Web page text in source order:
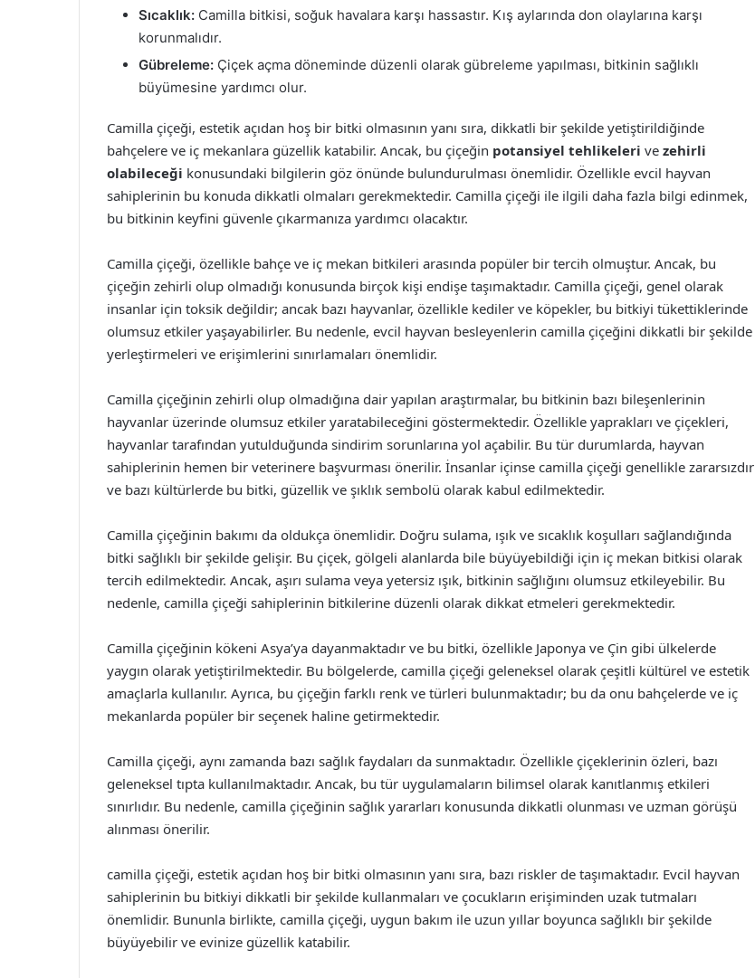
Sıcaklık: Camilla bitkisi, soğuk havalara karşı hassastır. Kış aylarında don olaylarına karşı
korunmalıdır.
Gübreleme: Çiçek açma döneminde düzenli olarak gübreleme yapılması, bitkinin sağlıklı
büyümesine yardımcı olur.
Camilla çiçeği, estetik açıdan hoş bir bitki olmasının yanı sıra, dikkatli bir şekilde yetiştirildiğinde
bahçelere ve iç mekanlara güzellik katabilir. Ancak, bu çiçeğin potansiyel tehlikeleri ve zehirli
olabileceği konusundaki bilgilerin göz önünde bulundurulması önemlidir. Özellikle evcil hayvan
sahiplerinin bu konuda dikkatli olmaları gerekmektedir. Camilla çiçeği ile ilgili daha fazla bilgi edinmek,
bu bitkinin keyfini güvenle çıkarmanıza yardımcı olacaktır.
Camilla çiçeği, özellikle bahçe ve iç mekan bitkileri arasında popüler bir tercih olmuştur. Ancak, bu
çiçeğin zehirli olup olmadığı konusunda birçok kişi endişe taşımaktadır. Camilla çiçeği, genel olarak
insanlar için toksik değildir; ancak bazı hayvanlar, özellikle kediler ve köpekler, bu bitkiyi tükettiklerinde
olumsuz etkiler yaşayabilirler. Bu nedenle, evcil hayvan besleyenlerin camilla çiçeğini dikkatli bir şekilde
yerleştirmeleri ve erişimlerini sınırlamaları önemlidir.
Camilla çiçeğinin zehirli olup olmadığına dair yapılan araştırmalar, bu bitkinin bazı bileşenlerinin
hayvanlar üzerinde olumsuz etkiler yaratabileceğini göstermektedir. Özellikle yaprakları ve çiçekleri,
hayvanlar tarafından yutulduğunda sindirim sorunlarına yol açabilir. Bu tür durumlarda, hayvan
sahiplerinin hemen bir veterinere başvurması önerilir. İnsanlar içinse camilla çiçeği genellikle zararsızdır
ve bazı kültürlerde bu bitki, güzellik ve şıklık sembolü olarak kabul edilmektedir.
Camilla çiçeğinin bakımı da oldukça önemlidir. Doğru sulama, ışık ve sıcaklık koşulları sağlandığında
bitki sağlıklı bir şekilde gelişir. Bu çiçek, gölgeli alanlarda bile büyüyebildiği için iç mekan bitkisi olarak
tercih edilmektedir. Ancak, aşırı sulama veya yetersiz ışık, bitkinin sağlığını olumsuz etkileyebilir. Bu
nedenle, camilla çiçeği sahiplerinin bitkilerine düzenli olarak dikkat etmeleri gerekmektedir.
Camilla çiçeğinin kökeni Asya’ya dayanmaktadır ve bu bitki, özellikle Japonya ve Çin gibi ülkelerde
yaygın olarak yetiştirilmektedir. Bu bölgelerde, camilla çiçeği geleneksel olarak çeşitli kültürel ve estetik
amaçlarla kullanılır. Ayrıca, bu çiçeğin farklı renk ve türleri bulunmaktadır; bu da onu bahçelerde ve iç
mekanlarda popüler bir seçenek haline getirmektedir.
Camilla çiçeği, aynı zamanda bazı sağlık faydaları da sunmaktadır. Özellikle çiçeklerinin özleri, bazı
geleneksel tıpta kullanılmaktadır. Ancak, bu tür uygulamaların bilimsel olarak kanıtlanmış etkileri
sınırlıdır. Bu nedenle, camilla çiçeğinin sağlık yararları konusunda dikkatli olunması ve uzman görüşü
alınması önerilir.
camilla çiçeği, estetik açıdan hoş bir bitki olmasının yanı sıra, bazı riskler de taşımaktadır. Evcil hayvan
sahiplerinin bu bitkiyi dikkatli bir şekilde kullanmaları ve çocukların erişiminden uzak tutmaları
önemlidir. Bununla birlikte, camilla çiçeği, uygun bakım ile uzun yıllar boyunca sağlıklı bir şekilde
büyüyebilir ve evinize güzellik katabilir.